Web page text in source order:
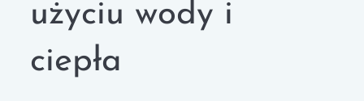
użyciu wody i
ciepła